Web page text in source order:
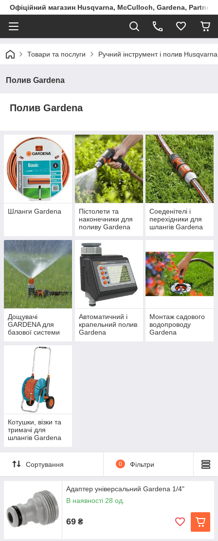
Офіційний магазин Husqvarna, McCulloch, Gardena, Partner
Товари та послуги Ручний інструмент і полив
Полив Gardena
Полив Gardena
Шланги Gardena
Пістолети та
наконечники для
поливу Gardena
Соеденітелі і
перехідники для
шлангів Gardena
Дощувачі
GARDENA для
базової системи
Автоматичний і
крапельний полив
Gardena
Монтаж садового
водопроводу
Gardena
Котушки, візки та
тримачі для
шлангів Gardena
Сортування 0 Фільтри
Адаптер універсальний Gardena 1/4"
В наявності 28 од.
69 ₴